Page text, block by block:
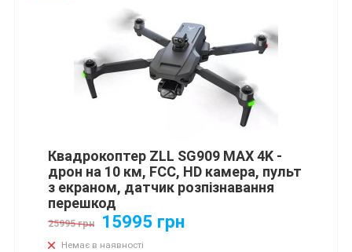
Квадрокоптер ZLL SG909 MAX 4K -
дрон на 10 км, FCC, HD камера, пульт
з екраном, датчик розпізнавання
перешкод
25995 грн 15995 грн
Немає в наявності